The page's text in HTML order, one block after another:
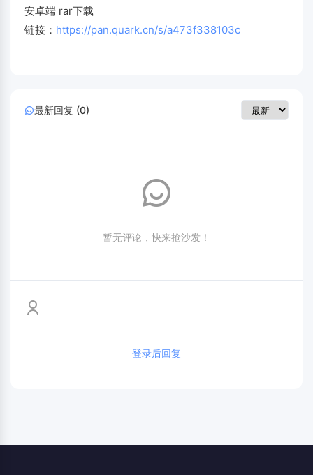
安卓端 rar下载
链接： https://pan.quark.cn/s/a473f338103c
最新回复 (0)
暂无评论，快来抢沙发！
登录后回复